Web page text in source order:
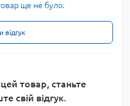
ще не було.
відгук
товар, станьте
свій відгук.